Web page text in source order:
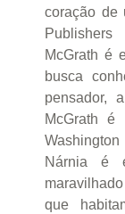
coração de
McGrath é
busca
pensador,
McGrath
Nárnia é
que